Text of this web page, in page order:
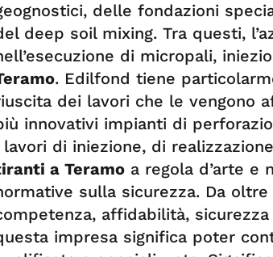
delle fondazioni
deep soil mixing. Tra questi,
di micropali,
. Edilfond tiene
dei lavori che le vengono
innovativi impianti di
lavori di iniezione, di
a Teramo a regola d’arte e
sulla sicurezza. Da
affidabilità,
impresa significa poter